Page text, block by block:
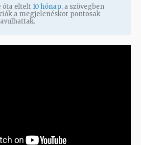
óta eltelt 10 hónap, a szövegben
a megjelenéskor pontosak